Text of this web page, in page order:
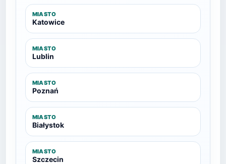
MIASTO
Katowice
MIASTO
Lublin
MIASTO
Poznań
MIASTO
Białystok
MIASTO
Szczecin